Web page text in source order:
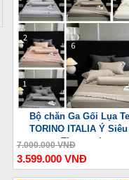
Bộ chăn Ga Gối Lụa
TORINO ITALIA Ý
Thượng Lưu
7.000.000 VNĐ
3.599.000 VNĐ